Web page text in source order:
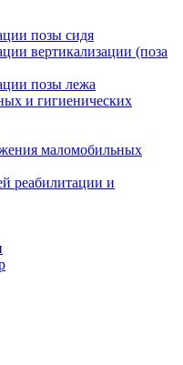
позы сидя
вертикализации (поза
позы лежа
и гигиенических
маломобильных
реабилитации и